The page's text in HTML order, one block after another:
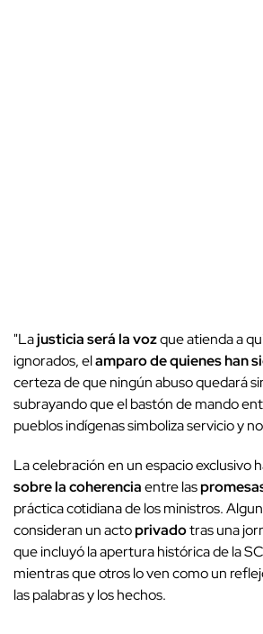
"Lajusticia será la vozque atienda a
ignorados, elamparo de quienes han
certeza de que ningún abuso quedará
subrayando que el bastón de mando
pueblos indígenas simboliza servicio y
La celebración en un espacio exclusivo
sobre la coherenciaentre las
práctica cotidiana de los ministros.
consideran un actoprivadotras una
que incluyó la apertura histórica de la
mientras que otros lo ven como un
las palabras y los hechos.